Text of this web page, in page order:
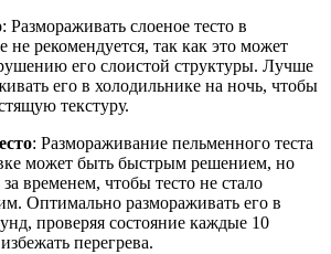
: Размораживать слоеное тесто в
не рекомендуется, так как это может
его слоистой структуры. Лучше
его в холодильнике на ночь, чтобы
текстуру.
: Размораживание пельменного теста
может быть быстрым решением, но
временем, чтобы тесто не стало
Оптимально размораживать его в
проверяя состояние каждые 10
перегрева.